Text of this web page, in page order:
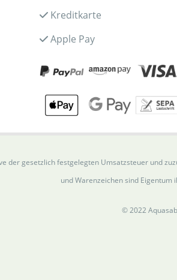
Kreditkarte
Apple Pay
der gesetzlich festgelegten Umsatzsteuer und
und Warenzeichen sind
© 2022